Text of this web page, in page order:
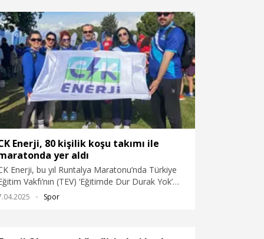
etkinliklerle ağırlanırken ‘Enerji
konusunda da bilgilendirildiler.
Enerji, 80 kişilik koşu takımı ile
yer aldı
Enerji, bu yıl Runtalya Maratonu’nda Türkiye
Vakfı’nın (TEV) ‘Eğitimde Dur Durak Yok’
destek verdiğini duyurdu. Şirket
Spor